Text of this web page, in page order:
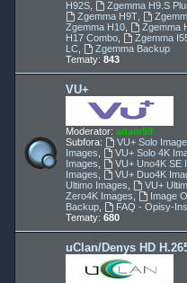
H92S
Zgemma H9.S
Zgemma H9T,
Zgemma H10
Zgemma
H17 Combo
Zgemma
LC
Zgemma Backup
Tematy: 843
VU+
Moderator: adam59
Subfora:
VU+ Solo
Images
VU+ Solo 4K
Images
VU+ Uno4K SE
Images
VU+ Duo4K
Ultimo Images
VU+
Zero4K Images
Image
Backup
FAQ - Opisy-
Tematy: 680
uClan/Denys HD